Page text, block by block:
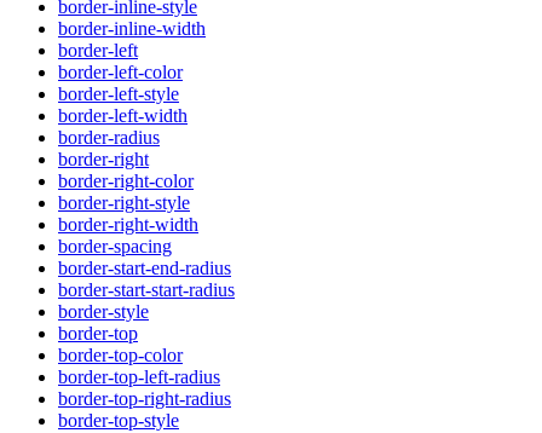
border-inline-style
border-inline-width
border-left
border-left-color
border-left-style
border-left-width
border-radius
border-right
border-right-color
border-right-style
border-right-width
border-spacing
border-start-end-radius
border-start-start-radius
border-style
border-top
border-top-color
border-top-left-radius
border-top-right-radius
border-top-style